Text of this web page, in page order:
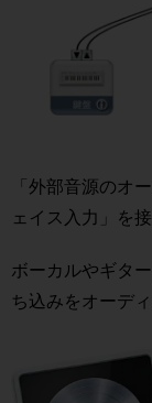
「外部音源のオ
ェイス入力」を接
ボーカルやギタ
ち込みをオーデ